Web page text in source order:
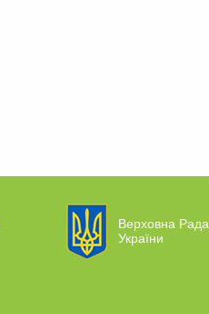
Верховна Рада
України